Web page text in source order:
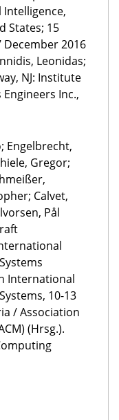
States; 15
2016
Leonidas;
NJ: Institute
Inc.,
Engelbrecht,
Gregor;
Calvet,
Pål
International
10-13
/ Association
(Hrsg.).